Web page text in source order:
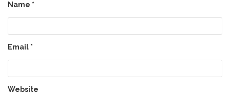
Name *
Email *
Website